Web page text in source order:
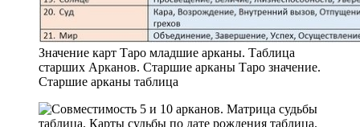
Значение карт Таро младшие арканы. Таблица
старших Арканов. Старшие арканы Таро значение.
Старшие арканы таблица